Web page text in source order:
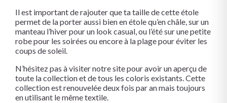
Il est important de rajouter que ta taille de cette étole
permet de la porter aussi bien en étole qu’en châle, sur un
manteau l’hiver pour un look casual, ou l’été sur une petite
robe pour les soirées ou encore à la plage pour éviter les
coups de soleil.
N’hésitez pas à visiter notre site pour avoir un aperçu de
toute la collection et de tous les coloris existants. Cette
collection est renouvelée deux fois par an mais toujours
en utilisant le même textile.